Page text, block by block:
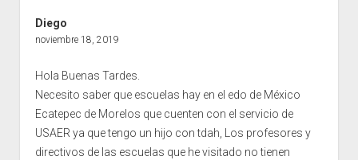
Diego
noviembre 18, 2019
Hola Buenas Tardes.
Necesito saber que escuelas hay en el edo de México
Ecatepec de Morelos que cuenten con el servicio de
USAER ya que tengo un hijo con tdah, Los profesores y
directivos de las escuelas que he visitado no tienen